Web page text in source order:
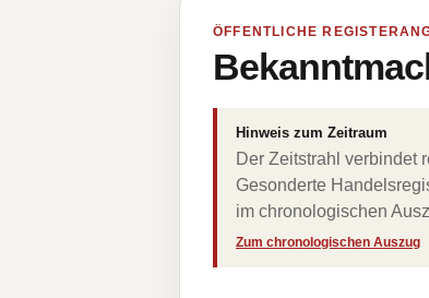
ÖFFENTLICHE
Hinweis zum Zeitraum
Der Zeitstrahl verbindet
Gesonderte
im chronologischen
Zum chronologischen Auszug